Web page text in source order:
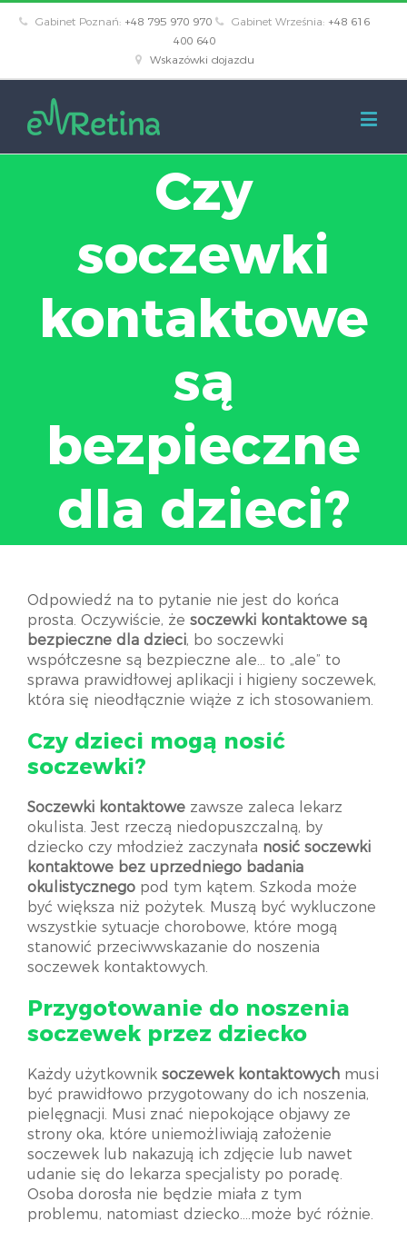
Gabinet Poznań: +48 795 970 970 Gabinet Września: +48 616
400 640
Wskazówki dojazdu
Czy
soczewki
kontaktowe
są
bezpieczne
dla dzieci?
Odpowiedź na to pytanie nie jest do końca
prosta. Oczywiście, że soczewki kontaktowe są
bezpieczne dla dzieci, bo soczewki
współczesne są bezpieczne ale… to „ale” to
sprawa prawidłowej aplikacji i higieny soczewek,
która się nieodłącznie wiąże z ich stosowaniem.
Czy dzieci mogą nosić
soczewki?
Soczewki kontaktowe zawsze zaleca lekarz
okulista. Jest rzeczą niedopuszczalną, by
dziecko czy młodzież zaczynała nosić soczewki
kontaktowe bez uprzedniego badania
okulistycznego pod tym kątem. Szkoda może
być większa niż pożytek. Muszą być wykluczone
wszystkie sytuacje chorobowe, które mogą
stanowić przeciwwskazanie do noszenia
soczewek kontaktowych.
Przygotowanie do noszenia
soczewek przez dziecko
Każdy użytkownik soczewek kontaktowych musi
być prawidłowo przygotowany do ich noszenia,
pielęgnacji. Musi znać niepokojące objawy ze
strony oka, które uniemożliwiają założenie
soczewek lub nakazują ich zdjęcie lub nawet
udanie się do lekarza specjalisty po poradę.
Osoba dorosła nie będzie miała z tym
problemu, natomiast dziecko….może być różnie.